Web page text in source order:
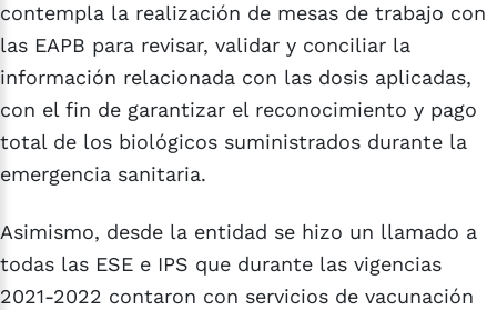
contempla la realización de mesas de trabajo con
las EAPB para revisar, validar y conciliar la
información relacionada con las dosis aplicadas,
con el fin de garantizar el reconocimiento y pago
total de los biológicos suministrados durante la
emergencia sanitaria.
Asimismo, desde la entidad se hizo un llamado a
todas las ESE e IPS que durante las vigencias
2021-2022 contaron con servicios de vacunación